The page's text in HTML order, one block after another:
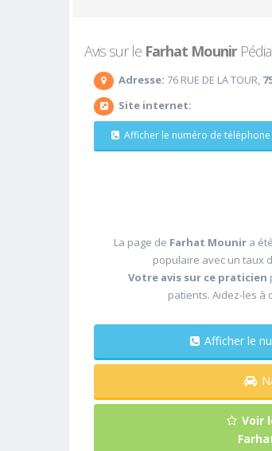
Avis sur le Farhat Mounir
Adresse: 76 RUE DE LA TOUR,
Site internet:
Afficher le numéro de téléphone
La page de Farhat Mounir a
populaire avec un taux
Votre avis sur ce praticien
patients. Aidez-les à
Voir